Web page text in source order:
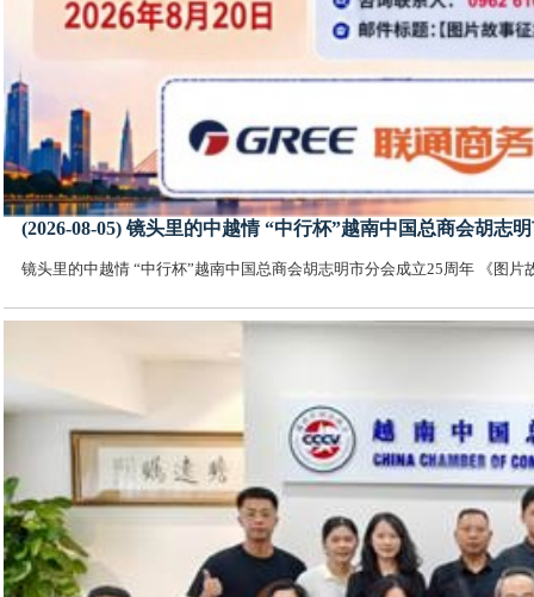
(2026-08-05) 镜头里的中越情 “中行杯”越南中国总商会胡志
镜头里的中越情 “中行杯”越南中国总商会胡志明市分会成立25周年 《图